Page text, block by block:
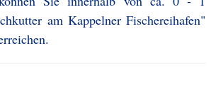
am Kappelner Fischereihafen"